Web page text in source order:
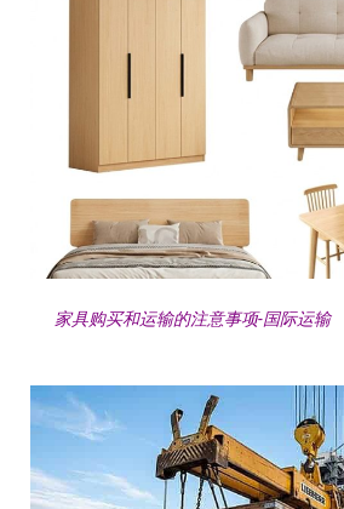
家具购买和运输的注意事项-国际运输